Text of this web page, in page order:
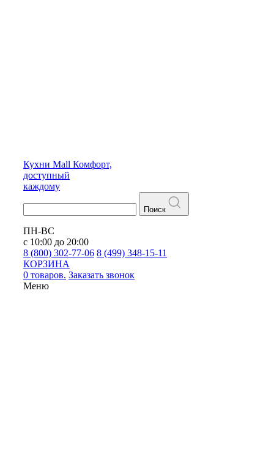
Кухни Mall Комфорт,
доступный
каждому
Поиск
ПН-ВС
с 10:00 до 20:00
8 (800) 302-77-06 8 (499) 348-15-11
КОРЗИНА
0 товаров. Заказать звонок
Меню